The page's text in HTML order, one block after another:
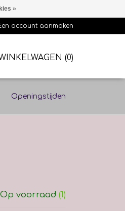
account aanmaken
(0)
Openingstijden
Op voorraad (1)
»